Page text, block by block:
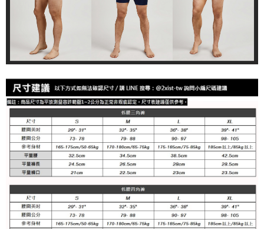
ます。当サービスご利用の際に提供しなければならない個人情報（注文者
の氏名、電話番号、受取人の氏名、電話番号、受取人住所を含むがこれに
限らない）は、AFTEEに渡され当サービスで必要な範囲内で利用されま
す。AFTEEの個人情報の収集、処理、利用について、詳細はAFTEE公式ホ
ームページの『個人情報の収集、処理及び利用に関する声明』をご参照く
https://aftee.tw/privacypolicy/ ）。
AFTEEの初回ご利用の際に、審査を通過すれば、最高額がNT$10,000にな
ります。支払い期限を過ぎた場合、その金額に基づいて年利20%の遅延滞
納金が加算されます。未成年の利用者は、事前に法定代理人または後見人
の同意を得ればAFTEEをご利用いただけます。
個人情報の処理、利用について疑問がある、または関連する法律の権利を
行使したい場合は、ネットプロテクションズcs_tw@netprotections.co.jp
にご連絡ください。上記に示した個人情報を、必要な購入注文書とあわせ
てAFTEEにご提供いただく、またはAFTEEにあなたの個人情報の収集、処
理、利用を許可することににご同意いただけない場合は、当サービスを選
択しないでください。
海外宅配 送料を確認